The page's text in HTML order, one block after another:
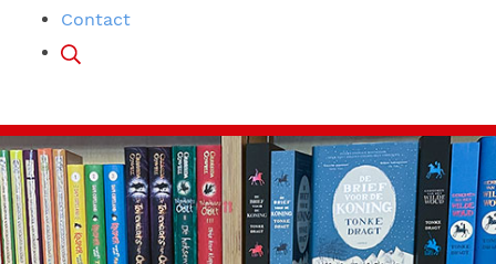
Contact